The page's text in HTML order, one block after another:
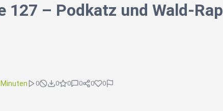
127 – Podkatz und Wald-Rap
0 0 0 0 0 0